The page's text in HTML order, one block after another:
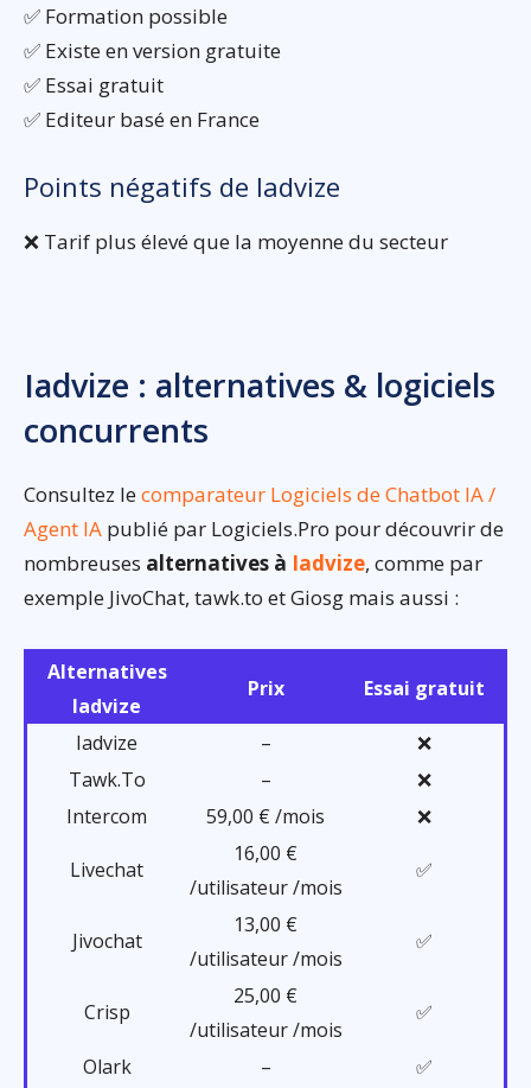
✅ Formation possible
✅ Existe en version gratuite
✅ Essai gratuit
✅ Editeur basé en France
Points négatifs de Iadvize
❌ Tarif plus élevé que la moyenne du secteur
Iadvize : alternatives & logiciels
concurrents
Consultez lecomparateur Logiciels de Chatbot IA /
Agent IA publié par Logiciels.Pro pour découvrir de
nombreuses alternatives à Iadvize, comme par
exemple JivoChat, tawk.to et Giosg mais aussi :
Alternatives
Iadvize
Prix Essai gratuit
Iadvize –
❌
Tawk.To
–
❌
Intercom
59,00 € /mois ❌
Livechat
16,00 €
/utilisateur /mois
✅
Jivochat
13,00 €
/utilisateur /mois
✅
Crisp
25,00 €
/utilisateur /mois
✅
Olark – ✅